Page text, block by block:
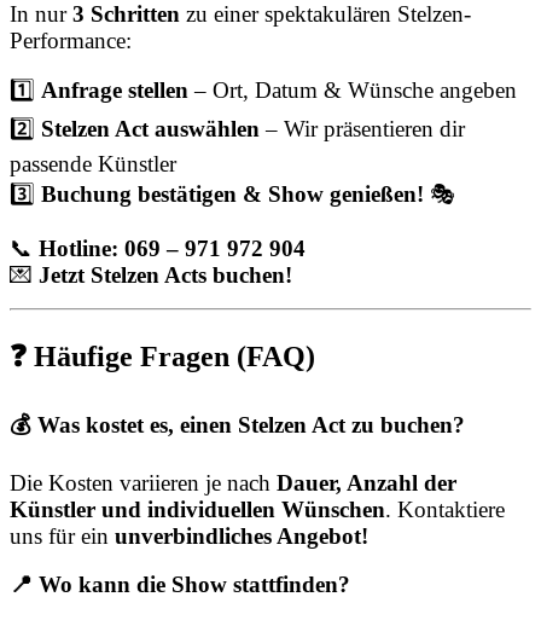
In nur3 Schritten zu einer spektakulären Stelzen-
Performance:
1️⃣ Anfrage stellen – Ort, Datum & Wünsche angeben
2️⃣ Stelzen Act auswählen – Wir präsentieren dir
passende Künstler
3️⃣ Buchung bestätigen & Show genießen! 🎭
📞 Hotline: 069 – 971 972 904
💌 Jetzt Stelzen Acts buchen!
❓ Häufige Fragen (FAQ)
💰 Was kostet es, einen Stelzen Act zu buchen?
Die Kosten variieren je nach Dauer, Anzahl der
Künstler und individuellen Wünschen. Kontaktiere
uns für ein unverbindliches Angebot!
📍 Wo kann die Show stattfinden?